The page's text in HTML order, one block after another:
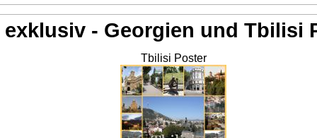
exklusiv - Georgien und Tbilisi
Tbilisi Poster